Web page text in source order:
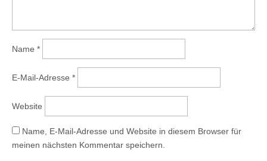
Name *
E-Mail-Adresse *
Website
Name, E-Mail-Adresse und Website in diesem Browser für
meinen nächsten Kommentar speichern.